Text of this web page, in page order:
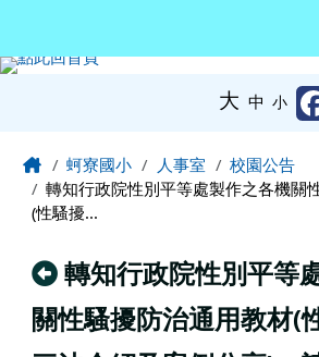
大 中 小
Home蚵寮國小 人事室
校園公告
轉知行政院性別平等處製作之各機關
(性騷擾...
回上頁
轉知行政院性別平等
關性騷擾防治通用教材(